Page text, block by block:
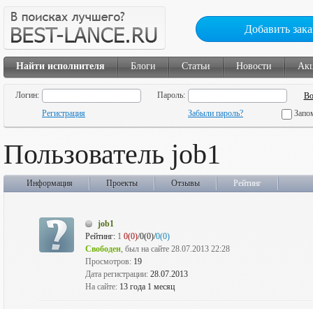
Добавить
Найти исполнителя Блоги Статьи Новости
Логин:
Пароль:
Регистрация
Забыли пароль?
Пользователь job1
Информация Проекты Отзывы Рейтинг
job1
Рейтинг: 1 0(0)/0(0)/0(0)
Свободен, был на сайте 28.07.2013 22:28
Просмотров: 19
Дата регистрации: 28.07.2013
На сайте: 13 года 1 месяц